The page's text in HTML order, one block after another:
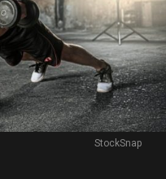
StockSnap